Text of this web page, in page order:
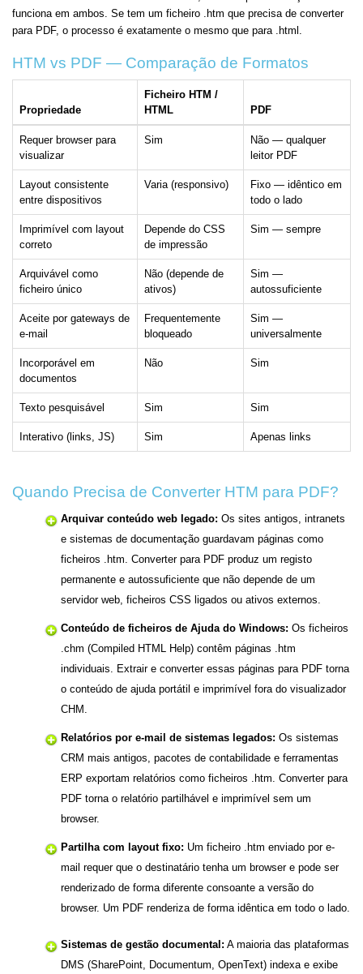
funciona em ambos. Se tem um ficheiro .htm que precisa de converter
para PDF, o processo é exatamente o mesmo que para .html.
HTM vs PDF — Comparação de Formatos
Propriedade
Ficheiro HTM /
HTML
PDF
Requer browser para
visualizar
Sim
Não — qualquer
leitor PDF
Layout consistente
entre dispositivos
Varia (responsivo)
Fixo — idêntico em
todo o lado
Imprimível com layout
correto
Depende do CSS
de impressão
Sim — sempre
Arquivável como
ficheiro único
Não (depende de
ativos)
Sim —
autossuficiente
Aceite por gateways de
e-mail
Frequentemente
bloqueado
Sim —
universalmente
Incorporável em
documentos
Não Sim
Texto pesquisável Sim Sim
Interativo (links, JS) Sim Apenas links
Quando Precisa de Converter HTM para PDF?
Arquivar conteúdo web legado: Os sites antigos, intranets
e sistemas de documentação guardavam páginas como
ficheiros .htm. Converter para PDF produz um registo
permanente e autossuficiente que não depende de um
servidor web, ficheiros CSS ligados ou ativos externos.
Conteúdo de ficheiros de Ajuda do Windows: Os ficheiros
.chm (Compiled HTML Help) contêm páginas .htm
individuais. Extrair e converter essas páginas para PDF torna
o conteúdo de ajuda portátil e imprimível fora do visualizador
CHM.
Relatórios por e-mail de sistemas legados: Os sistemas
CRM mais antigos, pacotes de contabilidade e ferramentas
ERP exportam relatórios como ficheiros .htm. Converter para
PDF torna o relatório partilhável e imprimível sem um
browser.
Partilha com layout fixo: Um ficheiro .htm enviado por e-
mail requer que o destinatário tenha um browser e pode ser
renderizado de forma diferente consoante a versão do
browser. Um PDF renderiza de forma idêntica em todo o lado.
Sistemas de gestão documental: A maioria das plataformas
DMS (SharePoint, Documentum, OpenText) indexa e exibe